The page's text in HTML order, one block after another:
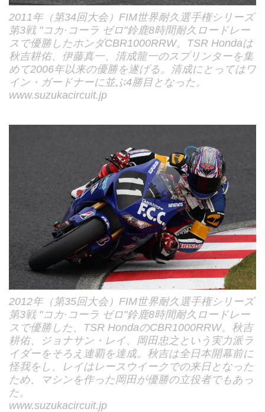
2011年（第34回大会）FIM世界耐久選手権シリーズ
第3戦 "コカ·コーラ ゼロ"鈴鹿8時間耐久ロードレー
スで優勝したホンダCBR1000RRW。TSR Hondaは
秋吉耕佑、伊藤真一、清成龍一のスプリンターを集
めて2006年以来の優勝を遂げる。清成にとってはワ
イン・ガードナーに並ぶ4勝目となった。
www.suzukacircuit.jp
2012年（第35回大会）FIM世界耐久選手権シリーズ
第3戦 "コカ·コーラ ゼロ"鈴鹿8時間耐久ロードレー
スで優勝した、TSR HondaのCBR1000RRW。秋吉
耕佑、ジョナサン・レイ、岡田忠之という実力派ラ
イダーをそろえ連覇を達成。秋吉は全日本開幕前に
怪我をし、レイはレースウイークでの来日となった
ため、マシンを作った岡田が優勝の立役者でもあっ
た。
www.suzukacircuit.jp